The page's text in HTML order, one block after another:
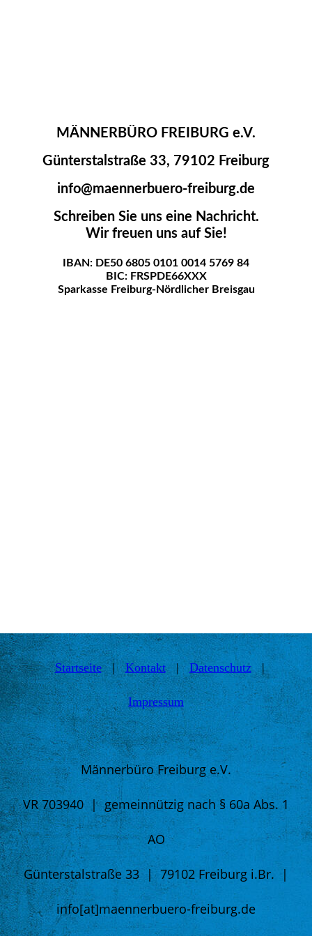
MÄNNERBÜRO FREIBURG e.V.
Günterstalstraße 33, 79102 Freiburg
info@maennerbuero-freiburg.de
Schreiben Sie uns eine Nachricht.
Wir freuen uns auf Sie!
IBAN: DE50 6805 0101 0014 5769 84
BIC: FRSPDE66XXX
Sparkasse Freiburg-Nördlicher Breisgau
Startseite | Kontakt | Daten­schutz |
Impressum
Männerbüro Freiburg e.V.
VR 703940 | gemeinnützig nach § 60a Abs. 1
AO
Günterstalstraße 33 | 79102 Freiburg i.Br. |
info[at]maennerbuero-freiburg.de